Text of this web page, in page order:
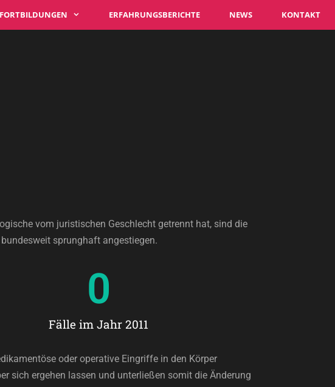
ERFAHRUNGSBERICHTE NEWS KONTAKT
vom juristischen Geschlecht getrennt hat, sind die
sprunghaft angestiegen.
Fälle im Jahr 2011
0
oder operative Eingriffe in den Körper
sich ergehen lassen und unterließen somit die Änderung